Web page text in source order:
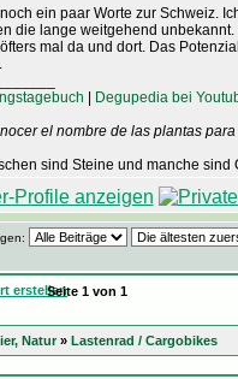
ein paar Worte zur Schweiz.
die lange weitgehend
mal da und dort. Das
Degupedia bei
el nombre de las plantas
sind Steine und manche sind
Seite 1 von 1
Natur» Lastenrad / Cargobikes